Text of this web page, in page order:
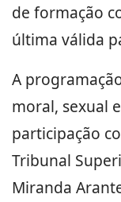
de formação
última válida
A
moral, sexual
participação
Tribunal
Miranda